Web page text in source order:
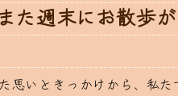
た週末にお散歩
思いときっかけから、私た